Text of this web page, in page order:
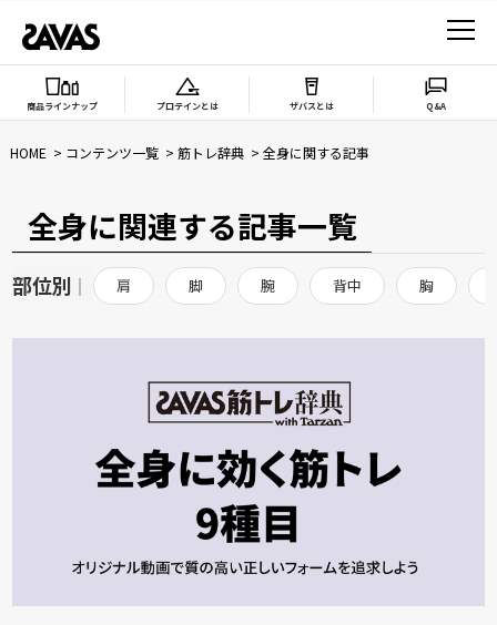
商品ラインナップ プロテインとは ザバスとは Q&A
HOME コンテンツ一覧 筋トレ辞典 全身に関する記事
全身に関連する記事一覧
部位別 | 肩 脚 腕 背中 胸